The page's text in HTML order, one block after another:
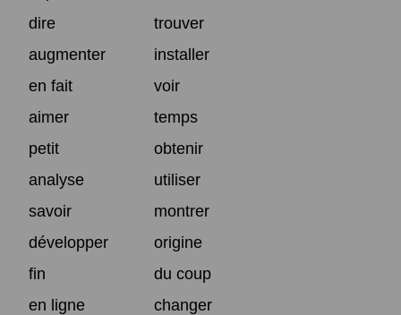
dire
trouver
augmenter
installer
en fait
voir
aimer
temps
petit
obtenir
analyse
utiliser
savoir
montrer
développer
origine
fin
du coup
en ligne
changer